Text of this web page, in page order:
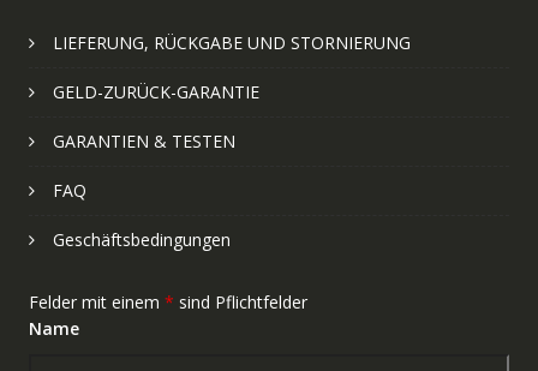
LIEFERUNG, RÜCKGABE UND STORNIERUNG
GELD-ZURÜCK-GARANTIE
GARANTIEN & TESTEN
FAQ
Geschäftsbedingungen
Felder mit einem * sind Pflichtfelder
Name